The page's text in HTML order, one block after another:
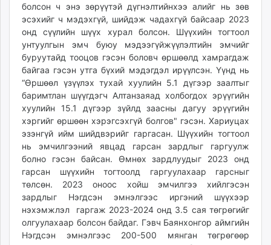
болсон ч энэ зөрүүтэй дүгнэлтийнхээ алийг нь зөв
эсэхийг ч мэдэхгүй, шийдэж чадахгүй байсаар 2023
онд сүүлийн шүүх хурал болсон. Шүүхийн тогтоол
унтуулгын эмч буюу мэдээгүйжүүлэлтийн эмчийг
буруутайд тооцов гэсэн боловч өршөөлд хамрагдаж
байгаа гэсэн утга бүхий мэдэгдэл ирүүлсэн. Үүнд нь
“Өршөөл үзүүлэх тухай хуулийн 5.1 дүгээр заалтыг
баримтлан шүүгдэгч Алтанзаяад холбогдох эрүүгийн
хуулийн 15.1 дүгээр зүйлд заасны дагуу эрүүгийн
хэргийг өршөөн хэрэгсэхгүй болгов" гэсэн. Хариуцах
эзэнгүй ийм шийдвэрийг гаргасан. Шүүхийн тогтоол
нь эмчилгээний явцад гарсан зардлыг гаргуулж
болно гэсэн байсан. Өмнөх зардлуудыг 2023 онд
гарсан шүүхийн тогтоолд гаргуулахаар гарсныг
төлсөн. 2023 оноос хойш эмчилгээ хийлгэсэн
зардлыг Нэгдсэн эмнэлгээс иргэний шүүхээр
нэхэмжлэл гаргаж 2023-2024 онд 3.5 сая төгрөгийг
олгуулахаар болсон байдаг. Гэвч Баянхонгор аймгийн
Нэгдсэн эмнэлгээс 200-500 мянган төгрөгөөр